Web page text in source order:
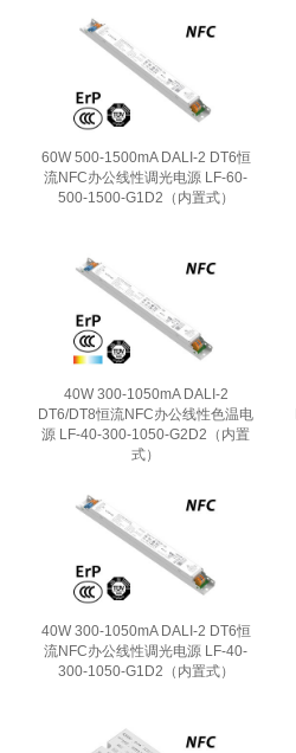
60W 500-1500mA DALI-2 DT6恒
流NFC办公线性调光电源 LF-60-
500-1500-G1D2（内置式）
40W 300-1050mA DALI-2
DT6/DT8恒流NFC办公线性色温电
源 LF-40-300-1050-G2D2（内置
式）
40W 300-1050mA DALI-2 DT6恒
流NFC办公线性调光电源 LF-40-
300-1050-G1D2（内置式）